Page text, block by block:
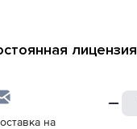
лицензия
на